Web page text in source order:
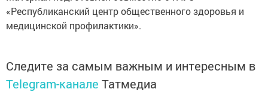
«Республиканский центр общественного здоровья и
медицинской профилактики».
Следите за самым важным и интересным в
Telegram-канале Татмедиа